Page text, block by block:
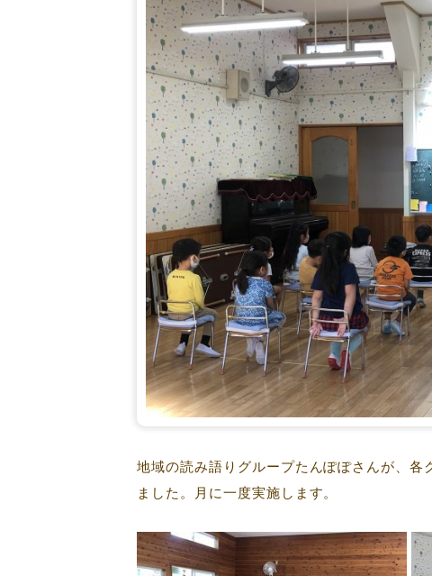
地域の読み語りグループたんぽぽさんが、
ました。月に一度実施します。